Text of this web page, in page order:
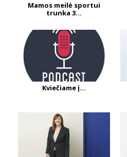
Mamos meilė sportui
trunka 3...
Kviečiame į...